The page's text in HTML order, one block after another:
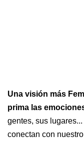
Una visión más
prima las
gentes, sus
conectan con